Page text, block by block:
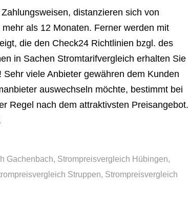
distanzieren sich von
als 12 Monaten. Ferner werden mit
die den Check24 Richtlinien bzgl. des
in Sachen Stromtarifvergleich erhalten Sie
viele Anbieter gewähren dem Kunden
auswechseln möchte, bestimmt bei
Regel nach dem attraktivsten Preisangebot.
Gachenbach, Strompreisvergleich Hübingen,
Struppen, Strompreisvergleich